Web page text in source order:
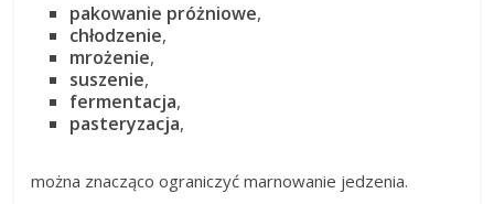
pakowanie próżniowe,
chłodzenie,
mrożenie,
suszenie,
fermentacja,
pasteryzacja,
można znacząco ograniczyć marnowanie jedzenia.